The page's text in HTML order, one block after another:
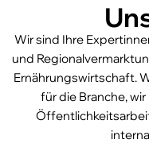
Wir sind Ihre
und
Ernährungswirtschaft.
für die Branche,